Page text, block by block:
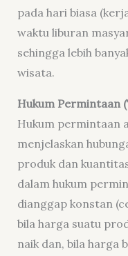
pada hari biasa
waktu liburan
sehingga lebih
wisata.
Hukum Permintaan
Hukum permintaan
menjelaskan
produk dan
dalam hukum
dianggap konstan
bila harga suatu
naik dan, bila harga